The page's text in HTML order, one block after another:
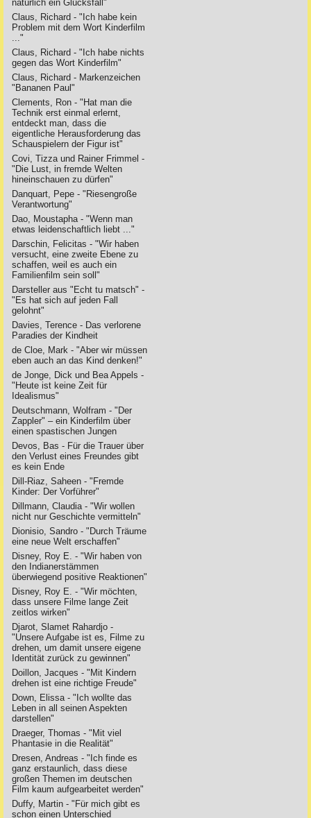
natürlich ein Glücksfall"
Claus, Richard - "Ich habe kein
Problem mit dem Wort Kinderfilm
..."
Claus, Richard - "Ich habe nichts
gegen das Wort Kinderfilm"
Claus, Richard - Markenzeichen
"Bananen Paul"
Clements, Ron - "Hat man die
Technik erst einmal erlernt,
entdeckt man, dass die
eigentliche Herausforderung das
Schauspielern der Figur ist"
Covi, Tizza und Rainer Frimmel -
"Die Lust, in fremde Welten
hineinschauen zu dürfen"
Danquart, Pepe - "Riesengroße
Verantwortung"
Dao, Moustapha - "Wenn man
etwas leidenschaftlich liebt ..."
Darschin, Felicitas - "Wir haben
versucht, eine zweite Ebene zu
schaffen, weil es auch ein
Familienfilm sein soll"
Darsteller aus "Echt tu matsch" -
"Es hat sich auf jeden Fall
gelohnt"
Davies, Terence - Das verlorene
Paradies der Kindheit
de Cloe, Mark - "Aber wir müssen
eben auch an das Kind denken!"
de Jonge, Dick und Bea Appels -
"Heute ist keine Zeit für
Idealismus"
Deutschmann, Wolfram - "Der
Zappler" – ein Kinderfilm über
einen spastischen Jungen
Devos, Bas - Für die Trauer über
den Verlust eines Freundes gibt
es kein Ende
Dill-Riaz, Saheen - "Fremde
Kinder: Der Vorführer"
Dillmann, Claudia - "Wir wollen
nicht nur Geschichte vermitteln"
Dionisio, Sandro - "Durch Träume
eine neue Welt erschaffen"
Disney, Roy E. - "Wir haben von
den Indianerstämmen
überwiegend positive Reaktionen"
Disney, Roy E. - "Wir möchten,
dass unsere Filme lange Zeit
zeitlos wirken"
Djarot, Slamet Rahardjo -
"Unsere Aufgabe ist es, Filme zu
drehen, um damit unsere eigene
Identität zurück zu gewinnen"
Doillon, Jacques - "Mit Kindern
drehen ist eine richtige Freude"
Down, Elissa - "Ich wollte das
Leben in all seinen Aspekten
darstellen"
Draeger, Thomas - "Mit viel
Phantasie in die Realität"
Dresen, Andreas - "Ich finde es
ganz erstaunlich, dass diese
großen Themen im deutschen
Film kaum aufgearbeitet werden"
Duffy, Martin - "Für mich gibt es
schon einen Unterschied